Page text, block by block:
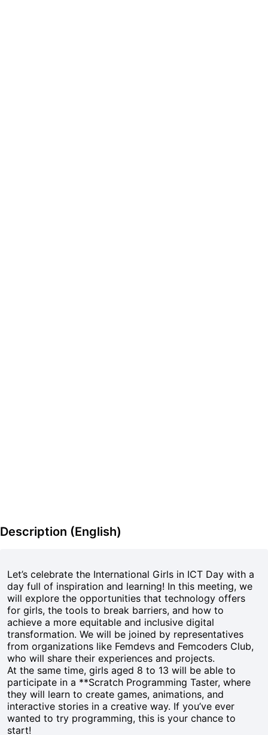
Description (English)
Let’s celebrate the International Girls in ICT Day with a
day full of inspiration and learning! In this meeting, we
will explore the opportunities that technology offers
for girls, the tools to break barriers, and how to
achieve a more equitable and inclusive digital
transformation. We will be joined by representatives
from organizations like Femdevs and Femcoders Club,
who will share their experiences and projects.
At the same time, girls aged 8 to 13 will be able to
participate in a **Scratch Programming Taster, where
they will learn to create games, animations, and
interactive stories in a creative way. If you’ve ever
wanted to try programming, this is your chance to
start!